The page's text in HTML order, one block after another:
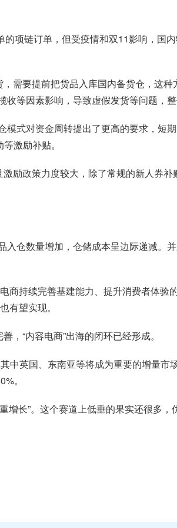
项链订单，但受疫情和双11影响，国
需要提前把货品入库国内备货仓，这
等因素影响，导致虚假发货等问题，
式对资金周转提出了更高的要求，短
激励补贴。
励政策力度较大，除了常规的新人券
仓数量增加，仓储成本呈边际递减。
持续完善基建能力、提升消费者体验
有望实现。
“内容电商”出海的闭环已经形成。
英国、东南亚等将成为重要的增量市
。
长”。这个赛道上低垂的果实还很多，